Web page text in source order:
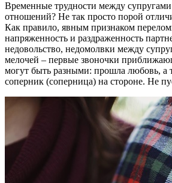
Временные трудности между
отношений? Не так просто порой
Как правило, явным признаком
напряженность и раздраженность
недовольство, недомолвки между
мелочей – первые звоночки
могут быть разными: прошла любовь, а
соперник (соперница) на стороне. Не